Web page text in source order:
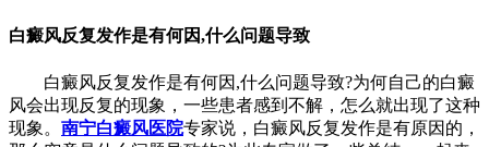
白癜风反复发作是有何因,什么问题导致
白癜风反复发作是有何因,什么问题导致?为何自己的白癜
风会出现反复的现象，一些患者感到不解，怎么就出现了这种
现象。 南宁白癜风医院专家说，白癜风反复发作是有原因的，